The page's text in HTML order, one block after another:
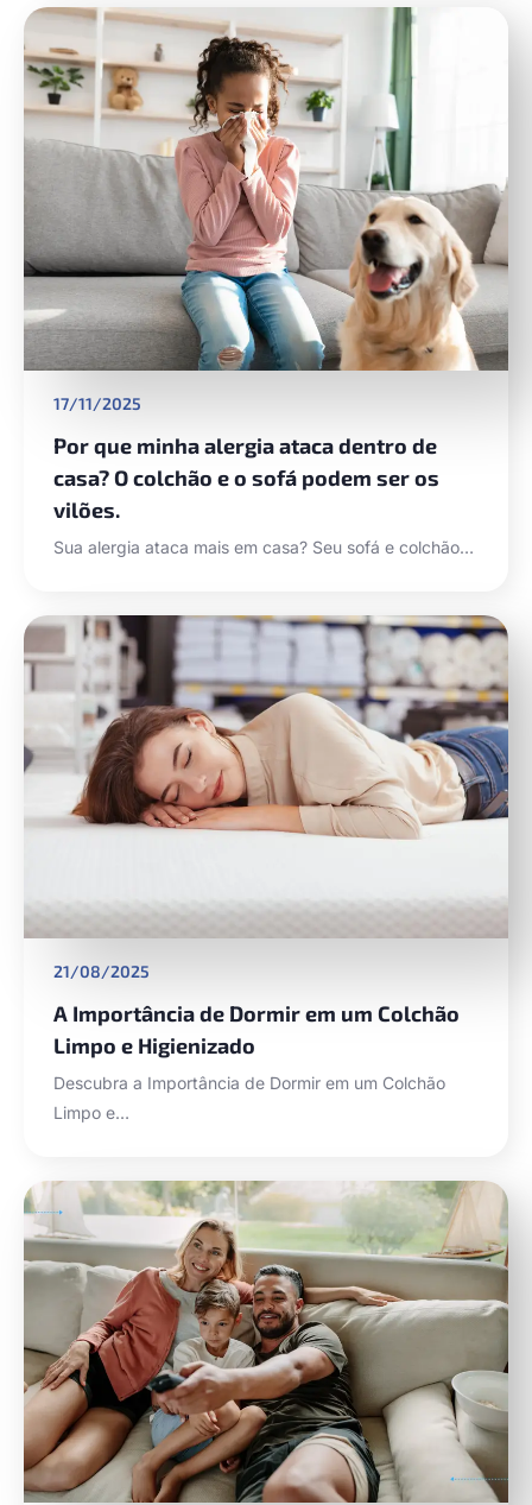
17/11/2025
Por que minha alergia ataca dentro de
casa? O colchão e o sofá podem ser os
vilões.
Sua alergia ataca mais em casa? Seu sofá e colchão…
21/08/2025
A Importância de Dormir em um Colchão
Limpo e Higienizado
Descubra a Importância de Dormir em um Colchão
Limpo e…